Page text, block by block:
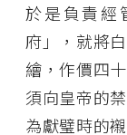
於是負責經
府」，就將
繪，作價四
須向皇帝的
為獻璧時的